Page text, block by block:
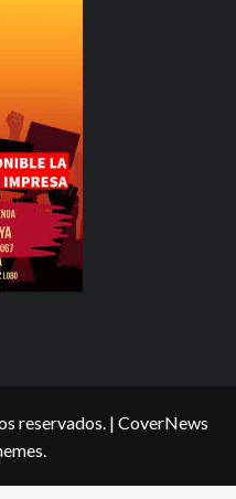
reservados. | CoverNews